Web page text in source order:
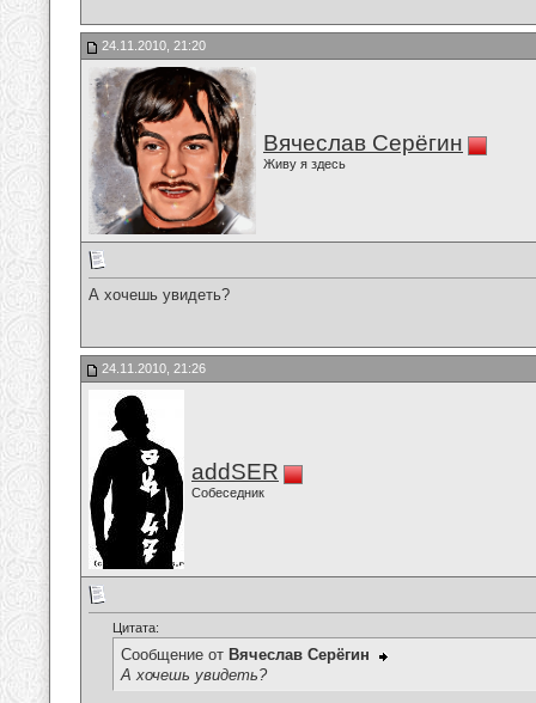
24.11.2010, 21:20
Вячеслав Серёгин
Живу я здесь
А хочешь увидеть?
24.11.2010, 21:26
addSER
Собеседник
Цитата:
Сообщение от Вячеслав Серёгин
А хочешь увидеть?